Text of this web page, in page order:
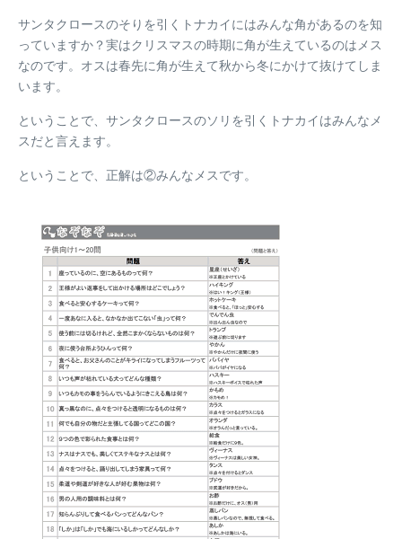
サンタクロースのそりを引くトナカイにはみんな角があるのを知
っていますか？実はクリスマスの時期に角が生えているのはメス
なのです。オスは春先に角が生えて秋から冬にかけて抜けてしま
います。
ということで、サンタクロースのソリを引くトナカイはみんなメ
スだと言えます。
ということで、正解は②みんなメスです。